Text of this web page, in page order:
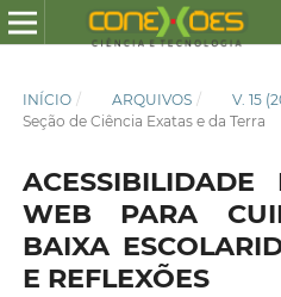
INÍCIO / ARQUIVOS / V. 15
Seção de Ciência Exatas e da Terra
ACESSIBILIDADE
WEB PARA
BAIXA
E REFLEXÕES